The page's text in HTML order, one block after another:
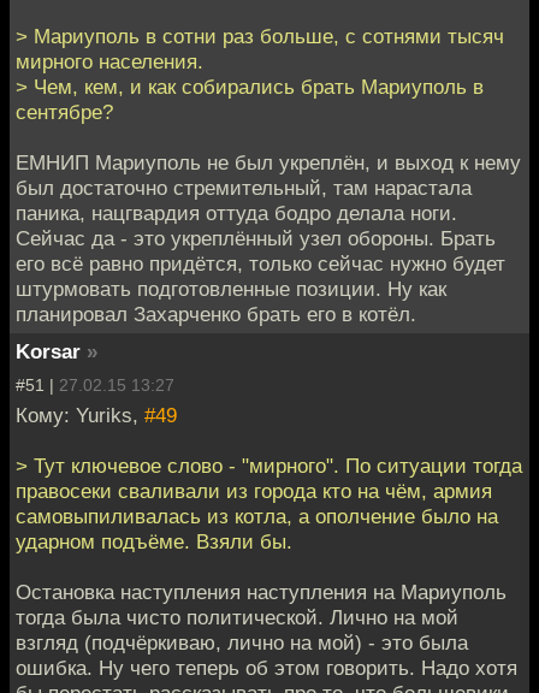
> Мариуполь в сотни раз больше, с сотнями тысяч
мирного населения.
> Чем, кем, и как собирались брать Мариуполь в
сентябре?
ЕМНИП Мариуполь не был укреплён, и выход к нему
был достаточно стремительный, там нарастала
паника, нацгвардия оттуда бодро делала ноги.
Сейчас да - это укреплённый узел обороны. Брать
его всё равно придётся, только сейчас нужно будет
штурмовать подготовленные позиции. Ну как
планировал Захарченко брать его в котёл.
Korsar »
#51 | 27.02.15 13:27
Кому: Yuriks, #49
> Тут ключевое слово - "мирного". По ситуации тогда
правосеки сваливали из города кто на чём, армия
самовыпиливалась из котла, а ополчение было на
ударном подъёме. Взяли бы.
Остановка наступления наступления на Мариуполь
тогда была чисто политической. Лично на мой
взгляд (подчёркиваю, лично на мой) - это была
ошибка. Ну чего теперь об этом говорить. Надо хотя